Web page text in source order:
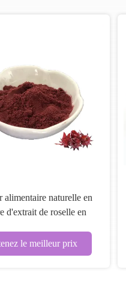
alimentaire naturelle en
d'extrait de roselle en
le meilleur prix